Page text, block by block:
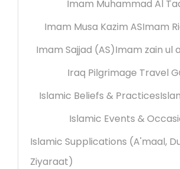
Imam Muhammad Al
Imam Musa Kazim ASImam
Imam Sajjad (AS)Imam zain ul
Iraq Pilgrimage Travel
Islamic Beliefs & Practices
Islamic Events &
Islamic Supplications (A'maal,
Ziyaraat)